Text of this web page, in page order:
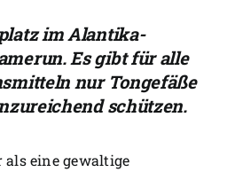
im Alantika-
Es gibt für alle
nur Tongefäße
schützen.
eine gewaltige